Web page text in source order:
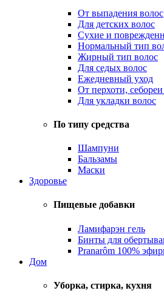
От выпадения волос
Для детских волос
Сухие и
Нормальный тип
Жирный тип волос
Для седых волос
Ежедневный уход
От перхоти,
Для укладки волос
По типу средства
Шампуни
Бальзамы
Маски
Здоровье
Пищевые добавки
Ламифарэн гель
Бинты для
Pranarôm 100%
Дом
Уборка, стирка, кухня